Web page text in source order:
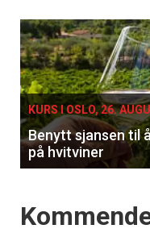
Events
single
KURS I OSLO, 26.
Benytt sjansen til
på hvitviner
Events